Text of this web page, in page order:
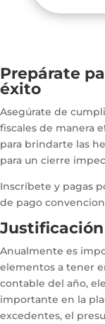
Prepárate
éxito
Asegúrate de
fiscales de manera
para brindarte las
para un cierre
Inscríbete y pagas
de pago
Justificación
Anualmente es
elementos a tener
contable del año,
importante en la
excedentes, el